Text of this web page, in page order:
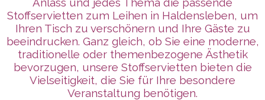
Stoffservietten zum Leihen in Haldensleben, um
Ihren Tisch zu verschönern und Ihre Gäste zu
beeindrucken. Ganz gleich, ob Sie eine moderne,
traditionelle oder themenbezogene Ästhetik
bevorzugen, unsere Stoffservietten bieten die
Vielseitigkeit, die Sie für Ihre besondere
Veranstaltung benötigen.